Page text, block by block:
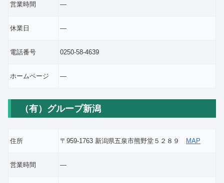
営業時間 ―
休業日 ―
電話番号 0250-58-4639
ホームページ ―
（有）グループ新潟
住所 〒959-1763 新潟県五泉市熊野堂５２８９ MAP
営業時間 ―